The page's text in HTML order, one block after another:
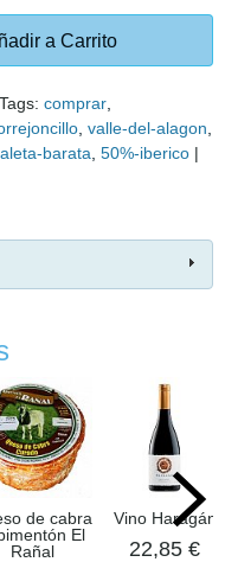
a Carrito
Tags: comprar
valle-del-alagon
barata 50%-iberico |
de cabra
El
Rañal
Vino Haragán
22,85 €